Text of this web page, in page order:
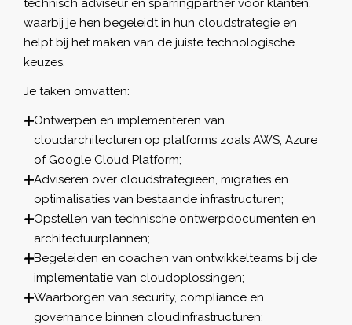
technisch adviseur en sparringpartner voor klanten,
waarbij je hen begeleidt in hun cloudstrategie en
helpt bij het maken van de juiste technologische
keuzes.
Je taken omvatten:
Ontwerpen en implementeren van
cloudarchitecturen op platforms zoals AWS, Azure
of Google Cloud Platform;
Adviseren over cloudstrategieën, migraties en
optimalisaties van bestaande infrastructuren;
Opstellen van technische ontwerpdocumenten en
architectuurplannen;
Begeleiden en coachen van ontwikkelteams bij de
implementatie van cloudoplossingen;
Waarborgen van security, compliance en
governance binnen cloudinfrastructuren;